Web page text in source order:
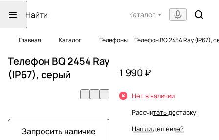
Каталог
Главная Каталог Телефоны Телефон BQ 2454 Ray (IP67),
Телефон BQ 2454 Ray
(IP67), серый
Запросить наличие
1 990 ₽
Нет в наличии
Рассчитать доставку
Нашли дешевле?